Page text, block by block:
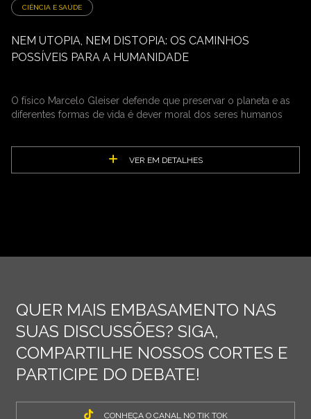
CIÊNCIA E SAÚDE
NEM UTOPIA, NEM DISTOPIA: OS CAMINHOS
POSSÍVEIS PARA A HUMANIDADE
O físico Marcelo Gleiser defende que preservar o planeta e as
diferentes formas de vida é dever moral dos seres humanos
VER EM DETALHES
QUER MAIS EMBASAMENTO NAS
SUAS DISCUSSÕES? SIGA,
COMPARTILHE NOSSOS CORTES E
PARTICIPE DO DEBATE!
CONHEÇA O CANAL NO TIK TOK